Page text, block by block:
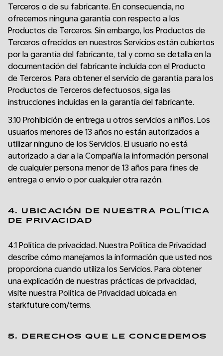
Terceros o de su fabricante. En consecuencia, no
ofrecemos ninguna garantía con respecto a los
Productos de Terceros. Sin embargo, los Productos de
Terceros ofrecidos en nuestros Servicios están cubiertos
por la garantía del fabricante, tal y como se detalla en la
documentación del fabricante incluida con el Producto
de Terceros. Para obtener el servicio de garantía para los
Productos de Terceros defectuosos, siga las
instrucciones incluidas en la garantía del fabricante.
3.10 Prohibición de entrega u otros servicios a niños. Los
usuarios menores de 13 años no están autorizados a
utilizar ninguno de los Servicios. El usuario no está
autorizado a dar a la Compañía la información personal
de cualquier persona menor de 13 años para fines de
entrega o envío o por cualquier otra razón.
4. UBICACIÓN DE NUESTRA POLÍTICA
DE PRIVACIDAD
4.1 Política de privacidad. Nuestra Política de Privacidad
describe cómo manejamos la información que usted nos
proporciona cuando utiliza los Servicios. Para obtener
una explicación de nuestras prácticas de privacidad,
visite nuestra Política de Privacidad ubicada en
starkfuture.com/terms.
5. DERECHOS QUE LE CONCEDEMOS